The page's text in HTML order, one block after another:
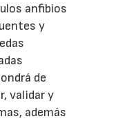
anfibios
y
de
validar y
además